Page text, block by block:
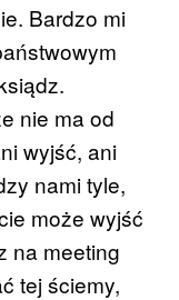
Bardzo mi
nie ma od
wyjść, ani
nami tyle,
może wyjść
na meeting
tej ściemy,